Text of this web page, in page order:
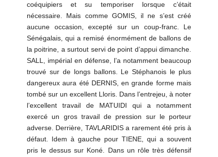
coéquipiers et su temporiser lorsque c’était
nécessaire. Mais comme GOMIS, il ne s’est créé
aucune occasion, excepté sur un coup-franc. Le
Sénégalais, qui a remisé énormément de ballons de
la poitrine, a surtout servi de point d’appui dimanche.
SALL, impérial en défense, l’a notamment beaucoup
trouvé sur de longs ballons. Le Stéphanois le plus
dangereux aura été DERNIS, en grande forme mais
tombé sur un excellent Lloris. Dans l’entrejeu, à noter
l’excellent travail de MATUIDI qui a notamment
exercé un gros travail de pression sur le porteur
adverse. Derrière, TAVLARIDIS a rarement été pris à
défaut. Idem à gauche pour TIENE, qui a souvent
pris le dessus sur Koné. Dans un rôle très défensif